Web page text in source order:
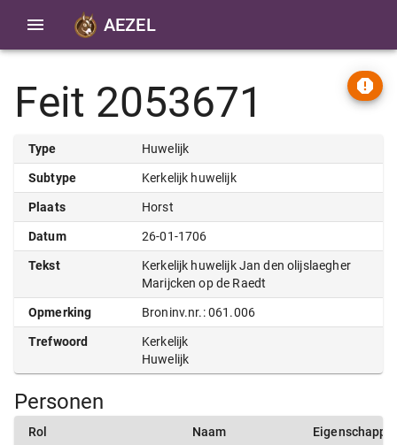
AEZEL
Feit 2053671
Type Huwelijk
Subtype Kerkelijk huwelijk
Plaats Horst
Datum 26-01-1706
Tekst
Kerkelijk huwelijk Jan den olijslaegher
Marijcken op de Raedt
Opmerking Broninv.nr.: 061.006
Trefwoord
Kerkelijk
Huwelijk
Personen
Rol Naam